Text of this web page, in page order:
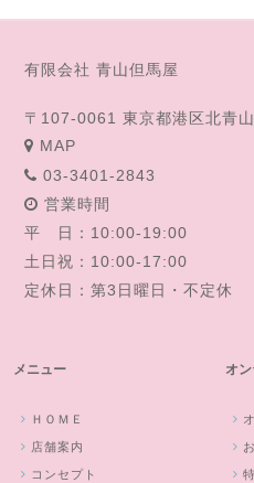
有限会社 青山但馬屋
〒107-0061 東京都港区北青
MAP
03-3401-2843
営業時間
平 日：10:00-19:00
土日祝：10:00-17:00
定休日：第3日曜日・不定休
メニュー
ＨＯＭＥ
店舗案内
コンセプト
オ